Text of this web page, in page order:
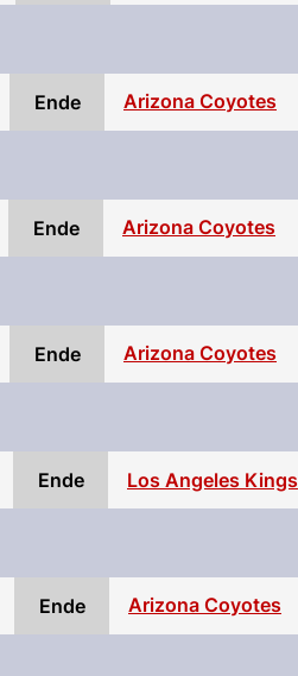
Ende Arizona Coyotes
Ende Arizona Coyotes
Ende Arizona Coyotes
Ende Los Angeles Kings
Ende Arizona Coyotes